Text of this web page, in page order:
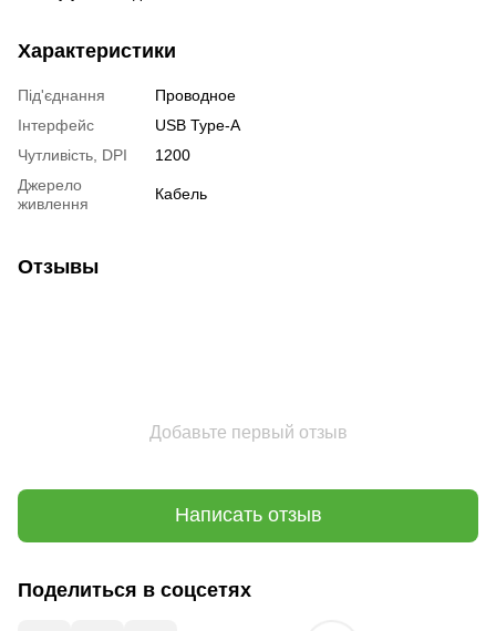
Характеристики
Під'єднання
Проводное
Інтерфейс
USB Type-A
Чутливість, DPI
1200
Джерело
живлення
Кабель
Отзывы
Добавьте первый отзыв
Написать отзыв
Поделиться в соцсетях